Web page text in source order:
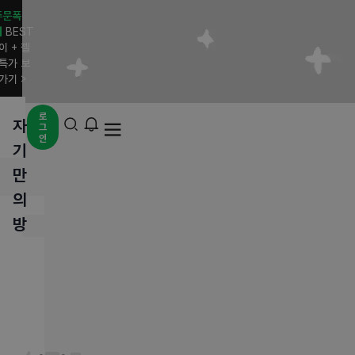
폭
BEST
+ 젤
가 보
기 >
자
기
만
의
방
로
그
인